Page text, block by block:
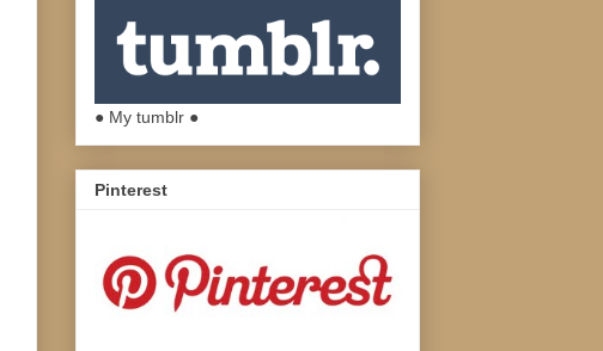
● My tumblr ●
Pinterest